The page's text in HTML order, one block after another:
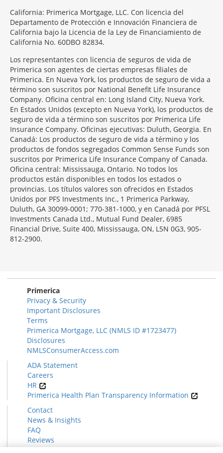
California: Primerica Mortgage, LLC. Con licencia del
Departamento de Protección e Innovación Financiera de
California bajo la Licencia de la Ley de Financiamiento de
California No. 60DBO 82834.
Los representantes con licencia de seguros de vida de
Primerica son agentes de ciertas empresas filiales de
Primerica. En Nueva York, los productos de seguro de vida a
término son suscritos por National Benefit Life Insurance
Company. Oficina central en: Long Island City, Nueva York.
En Estados Unidos (excepto en Nueva York), los productos de
seguro de vida a término son suscritos por Primerica Life
Insurance Company. Oficinas ejecutivas: Duluth, Georgia. En
Canadá: Los productos de seguro de vida a término y los
productos de fondos segregados Common Sense Funds son
suscritos por Primerica Life Insurance Company of Canada.
Oficina central: Mississauga, Ontario. No todos los
productos están disponibles en todos los estados o
provincias. Los títulos valores son ofrecidos en Estados
Unidos por PFS Investments Inc., 1 Primerica Parkway,
Duluth, GA 30099-0001; 770-381-1000, y en Canadá por PFSL
Investments Canada Ltd., Mutual Fund Dealer, 6985
Financial Drive, Suite 400, Mississauga, ON, L5N 0G3, 905-
812-2900.
Primerica
Privacy & Security
Important Disclosures
Terms
Primerica Mortgage, LLC (NMLS ID #1723477)
Disclosures
NMLSConsumerAccess.com
ADA Statement
Careers
HR
Primerica Health Plan Transparency Information
Contact
News & Insights
FAQ
Reviews
Find a Rep